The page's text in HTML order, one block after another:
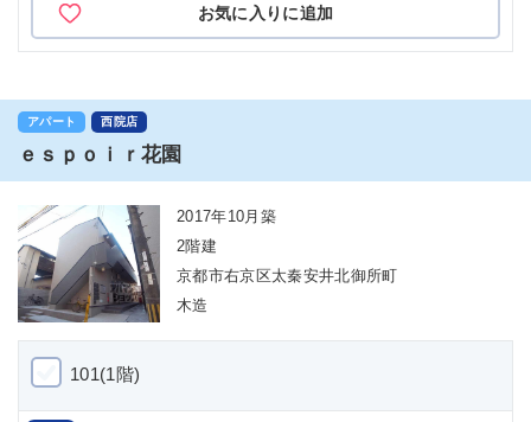
お気に入りに追加
アパート 西院店
ｅｓｐｏｉｒ花園
2017年10月築
2階建
京都市右京区太秦安井北御所町
木造
101(1階)